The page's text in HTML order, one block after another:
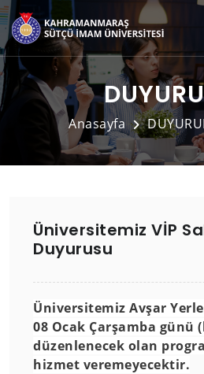
Anasayfa
Üniversitemiz VİP
Duyurusu
Üniversitemiz Avşar
08 Ocak Çarşamba günü
düzenlenecek olan
hizmet veremeyecektir.